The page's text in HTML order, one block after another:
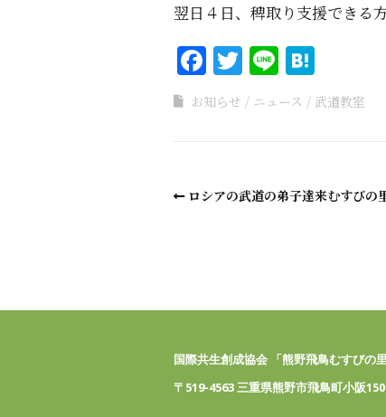
翌日４日、稗取り支援できる
Facebook
Twitter
Line
お知らせ ニュース 武道教室
ロシアの武道の弟子達来むすびの
国際共生創成協会 「熊野飛鳥むすびの里
〒519-4563 三重県熊野市飛鳥町小阪150